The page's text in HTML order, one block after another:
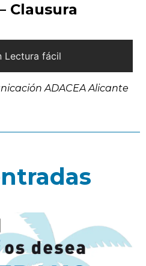
Lectura fácil
Clausura
ADACEA Alicante